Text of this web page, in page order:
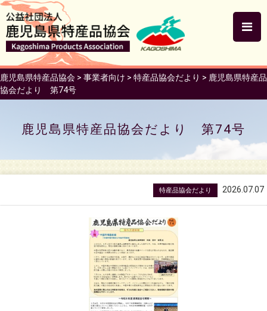
鹿児島県特産品協会 > 事業者向け > 特産品協会だより > 鹿児島県特産品
協会だより 第74号
鹿児島県特産品協会だより 第74号
特産品協会だより 2026.07.07